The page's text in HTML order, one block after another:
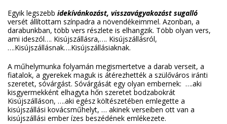
Egyik legszebb idekívánkozást, visszavágyakozást sugalló
versét állítottam színpadra a növendékeimmel. Azonban, a
darabunkban, több vers részlete is elhangzik. Több olyan vers,
ami ideszól…. Kisújszállásra,…. Kisújszállásról,
….Kisújszállásnak….Kisújszállásiaknak.
A műhelymunka folyamán megismertetve a darab verseit, a
fiatalok, a gyerekek maguk is átérezhették a szülőváros iránti
szeretet, sóvárgást. Sóvárgását egy olyan embernek: ….aki
kisgyermekként elhagyta hőn szeretet bodzabokrát
Kisújszálláson, ….aki egész költészetében emlegette a
kisújszállási kovácsműhelyt, … akinek verseiben ott van a
kisújszállási ember ízes beszédének emlékezete.